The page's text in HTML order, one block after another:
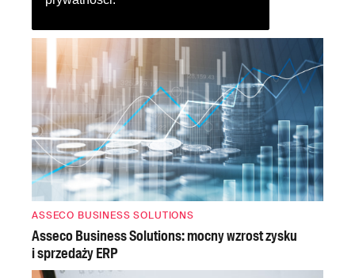
ASSECO BUSINESS SOLUTIONS
Asseco Business Solutions: mocny wzrost zysku
i sprzedaży ERP